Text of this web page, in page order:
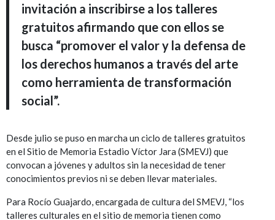
invitación a inscribirse a los talleres
gratuitos afirmando que con ellos se
busca “promover el valor y la defensa de
los derechos humanos a través del arte
como herramienta de transformación
social”.
Desde julio se puso en marcha un ciclo de talleres gratuitos
en el Sitio de Memoria Estadio Víctor Jara (SMEVJ) que
convocan a jóvenes y adultos sin la necesidad de tener
conocimientos previos ni se deben llevar materiales.
Para Rocío Guajardo, encargada de cultura del SMEVJ, “los
talleres culturales en el sitio de memoria tienen como